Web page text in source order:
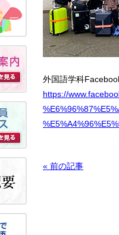
外国語学科
https://
« 前の記事